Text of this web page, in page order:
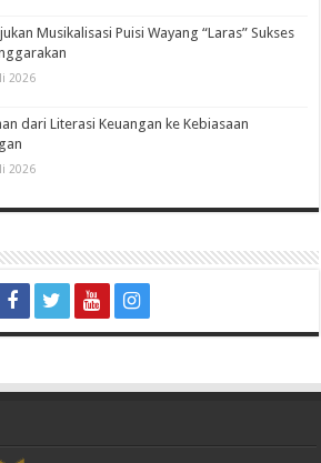
Musikalisasi Puisi Wayang “Laras” Sukses
2026
dari Literasi Keuangan ke Kebiasaan
2026